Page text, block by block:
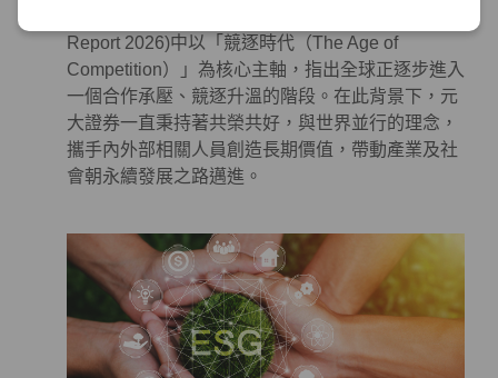
Report 2026)中以「競逐時代（The Age of
Competition）」為核心主軸，指出全球正逐步進入
一個合作承壓、競逐升溫的階段。在此背景下，元
大證券一直秉持著共榮共好，與世界並行的理念，
攜手內外部相關人員創造長期價值，帶動產業及社
會朝永續發展之路邁進。